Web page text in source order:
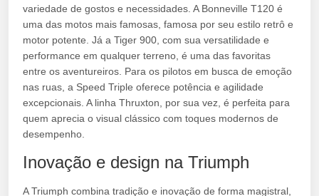
variedade de gostos e necessidades. A Bonneville T120 é
uma das motos mais famosas, famosa por seu estilo retrô e
motor potente. Já a Tiger 900, com sua versatilidade e
performance em qualquer terreno, é uma das favoritas
entre os aventureiros. Para os pilotos em busca de emoção
nas ruas, a Speed Triple oferece potência e agilidade
excepcionais. A linha Thruxton, por sua vez, é perfeita para
quem aprecia o visual clássico com toques modernos de
desempenho.
Inovação e design na Triumph
A Triumph combina tradição e inovação de forma magistral,